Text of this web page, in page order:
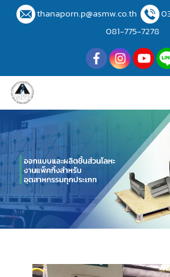
thanaporn.p@asmw.co.th
081-775-7278